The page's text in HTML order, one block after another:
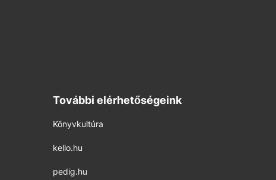
További elérhetőségeink
Könyvkultúra
kello.hu
pedig.hu